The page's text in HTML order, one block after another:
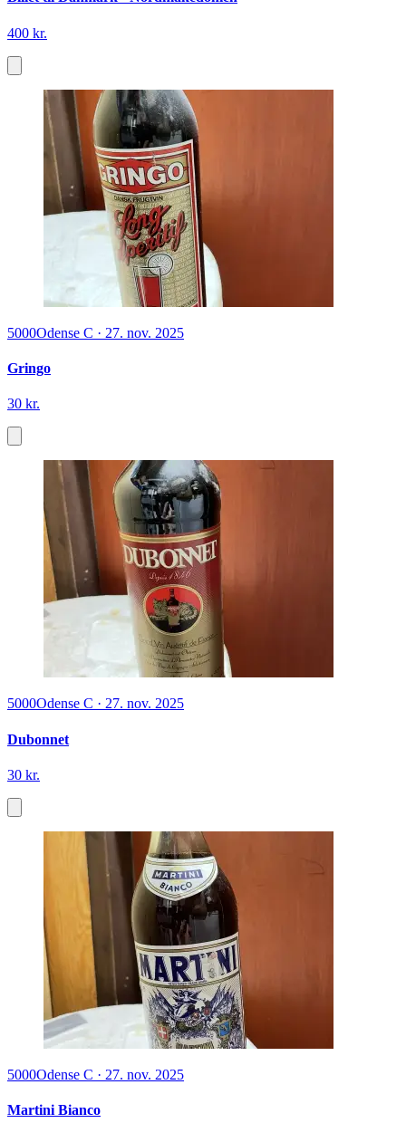
400 kr.
5000Odense C · 27. nov. 2025
Gringo
30 kr.
5000Odense C · 27. nov. 2025
Dubonnet
30 kr.
5000Odense C · 27. nov. 2025
Martini Bianco